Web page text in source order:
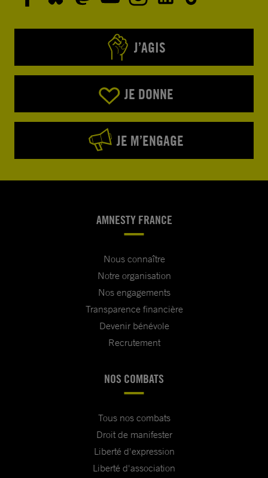
J’AGIS
JE DONNE
JE M’ENGAGE
AMNESTY FRANCE
Nous connaître
Notre organisation
Nos engagements
Transparence financière
Devenir bénévole
Recrutement
NOS COMBATS
Tous nos combats
Droit de manifester
Liberté d'expression
Liberté d'association